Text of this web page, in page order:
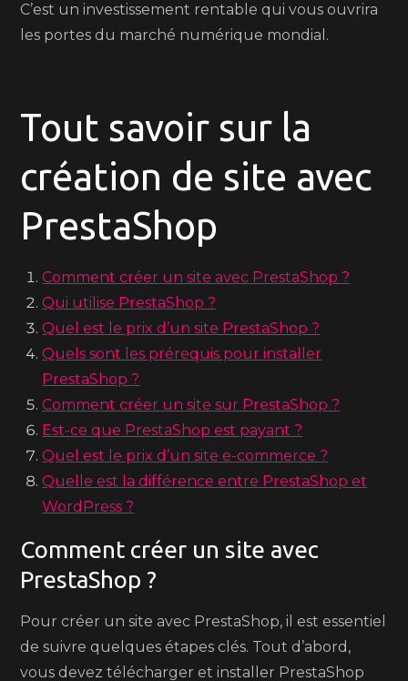
C’est un investissement rentable qui vous ouvrira
les portes du marché numérique mondial.
Tout savoir sur la
création de site avec
PrestaShop
Comment créer un site avec PrestaShop ?
Qui utilise PrestaShop ?
Quel est le prix d’un site PrestaShop ?
Quels sont les prérequis pour installer
PrestaShop ?
Comment créer un site sur PrestaShop ?
Est-ce que PrestaShop est payant ?
Quel est le prix d’un site e-commerce ?
Quelle est la différence entre PrestaShop et
WordPress ?
Comment créer un site avec
PrestaShop ?
Pour créer un site avec PrestaShop, il est essentiel
de suivre quelques étapes clés. Tout d’abord,
vous devez télécharger et installer PrestaShop